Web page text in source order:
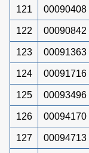
121 00090408
122 00090842
123 00091363
124 00091716
125 00093496
126 00094170
127 00094713